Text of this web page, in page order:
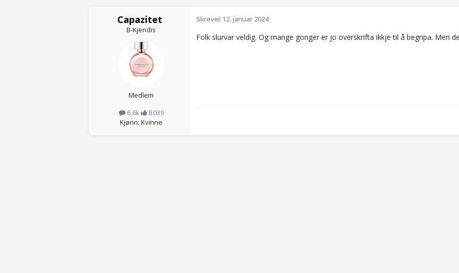
Capazitet
B-Kjendis
Medlem
6,6k
8 039
Kjønn: Kvinne
Skrevet 12. januar 2024
Folk slurvar veldig. Og mange gonger er jo overskrifta ikkje til å begripa. Men